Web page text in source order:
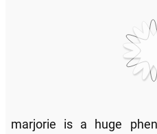
marjorie is a huge